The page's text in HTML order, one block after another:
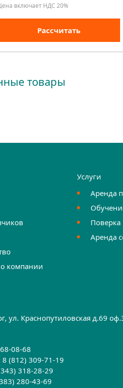
включает НДС 20%
Рассчитать
товары
компании
Услуги
Аренда
Поверка
Аренда
ул. Краснопутиловская д.69
08-68
8 (812) 309-71-19
318-28-29
280-43-69